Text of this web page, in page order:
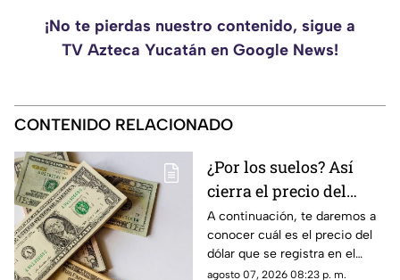
¡No te pierdas nuestro contenido, sigue a
TV Azteca Yucatán en Google News!
CONTENIDO RELACIONADO
¿Por los suelos? Así
cierra el precio del
dólar en Yucatán HOY
viernes 7 de agosto de
2026
A continuación, te daremos a
conocer cuál es el precio del
dólar que se registra en el
estado de Yucatán al cierre de
agosto 07, 2026 08:23 p. m.